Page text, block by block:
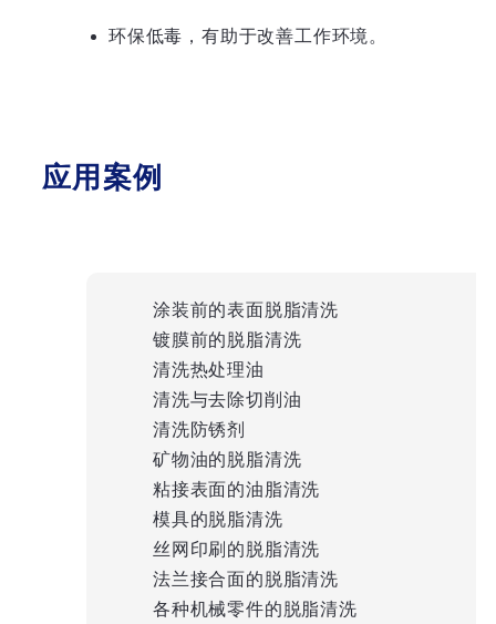
环保低毒，有助于改善工作环境。
应用案例
涂装前的表面脱脂清洗
镀膜前的脱脂清洗
清洗热处理油
清洗与去除切削油
清洗防锈剂
矿物油的脱脂清洗
粘接表面的油脂清洗
模具的脱脂清洗
丝网印刷的脱脂清洗
法兰接合面的脱脂清洗
各种机械零件的脱脂清洗